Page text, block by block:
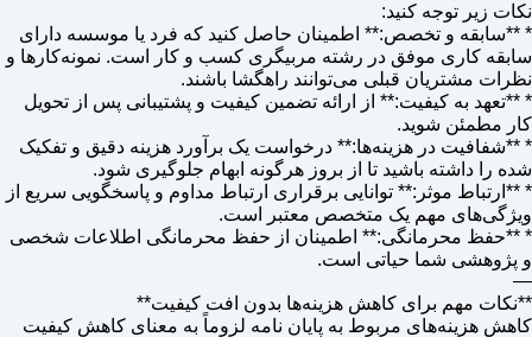
نکات زیر توجه کنید:
* **سابقه و تخصص:** اطمینان حاصل کنید که فرد یا موسسه دارای
سابقه کاری موفق در رشته مربیگری کسب و کار است. نمونه‌کارها و
نظرات مشتریان قبلی می‌توانند راهگشا باشند.
* **تعهد به کیفیت:** از ارائه تضمین کیفیت و پشتیبانی پس از تحویل
کار مطمئن شوید.
* **شفافیت در هزینه‌ها:** درخواست یک برآورد هزینه دقیق و تفکیک
شده را داشته باشید تا از بروز هرگونه ابهام جلوگیری شود.
* **ارتباط موثر:** توانایی برقراری ارتباط مداوم و پاسخگویی سریع از
ویژگی‌های مهم یک متخصص معتبر است.
* **حفظ محرمانگی:** اطمینان از حفظ محرمانگی اطلاعات شخصی
و پژوهشی شما حیاتی است.
—
**نکات مهم برای کاهش هزینه‌ها بدون افت کیفیت**
کاهش هزینه‌های مربوط به پایان نامه لزوماً به معنای کاهش کیفیت